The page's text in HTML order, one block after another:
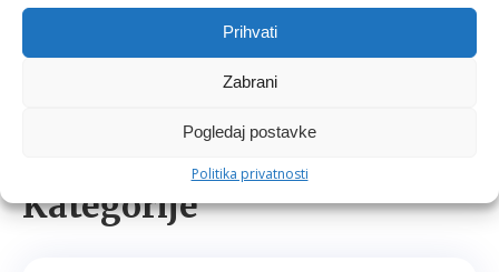
Prihvati
Zabrani
Pogledaj postavke
Politika privatnosti
Kategorije